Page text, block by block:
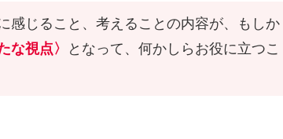
感じること、考えることの内容が、もしか
な視点〉
となって、何かしらお役に立つこ